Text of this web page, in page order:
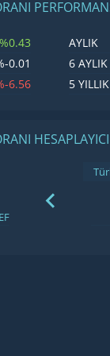
%0.43 AYLIK
0.01 6 AYLIK
6.56 5 YILLIK
HESAPLAYICI